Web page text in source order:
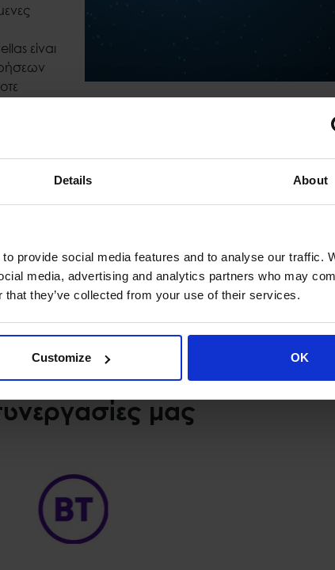
Details About
provide social media features and to analyse our traffic.
media, advertising and analytics partners who may
they’ve collected from your use of their services.
Customize OK
είναι
μας